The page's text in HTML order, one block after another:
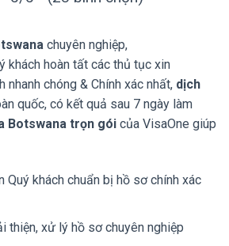
chuyên nghiệp,
khách hoàn tất các thủ tục xin
nhanh chóng & Chính xác nhất, dịch
quốc, có kết quả sau 7 ngày làm
Botswana trọn gói của VisaOne giúp
Quý khách chuẩn bị hồ sơ chính xác
thiện, xử lý hồ sơ chuyên nghiệp